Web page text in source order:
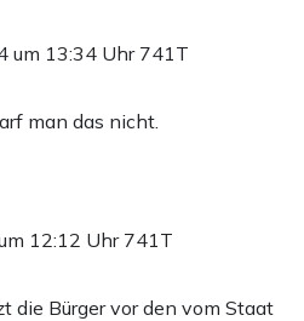
um 13:34 Uhr 741T
man das nicht.
12:12 Uhr 741T
die Bürger vor den vom Staat